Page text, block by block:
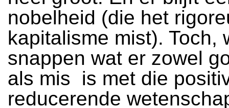
nobelheid (die het
kapitalisme mist). Toch,
snappen wat er zowel
als mis is met die
reducerende